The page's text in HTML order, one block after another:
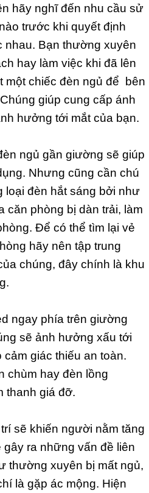
hãy nghĩ đến nhu cầu sử
trước khi quyết định
nhau. Bạn thường xuyên
hay làm việc khi đã lên
một chiếc đèn ngủ để bên
giúp cung cấp ánh
hưởng tới mắt của bạn.
ngủ gần giường sẽ giúp
Nhưng cũng cần chú
loại đèn hắt sáng bởi như
căn phòng bị dàn trải, làm
Để có thể tìm lại vẻ
hãy nên tập trung
chúng, đây chính là khu
ngay phía trên giường
sẽ ảnh hưởng xấu tới
giác thiếu an toàn.
chùm hay đèn lồng
thanh giá đỡ.
sẽ khiến người nằm tăng
ra những vấn đề liên
thường xuyên bị mất ngủ,
là gặp ác mộng. Hiện